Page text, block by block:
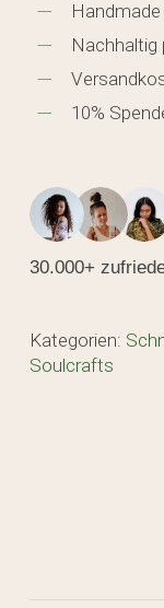
Nachhaltig
10%
30.000+
Kategorien:
Soulcrafts